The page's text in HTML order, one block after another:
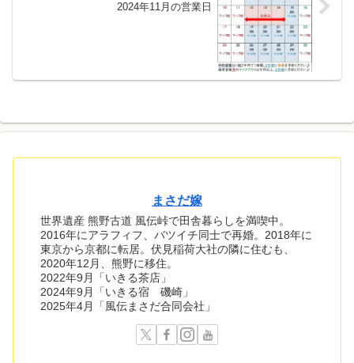
2024年11月の営業日
まさだ嫁
世界遺産 熊野古道 風伝峠で田舎暮らしを満喫中。
2016年にアラフィフ、バツイチ同士で再婚。2018年に
東京から京都に転居。伏見稲荷大社の隣に住むも、
2020年12月、熊野に移住。
2022年9月「いきる茶店」
2024年9月「いきる宿 磯崎」
2025年4月「風伝まさだ合同会社」